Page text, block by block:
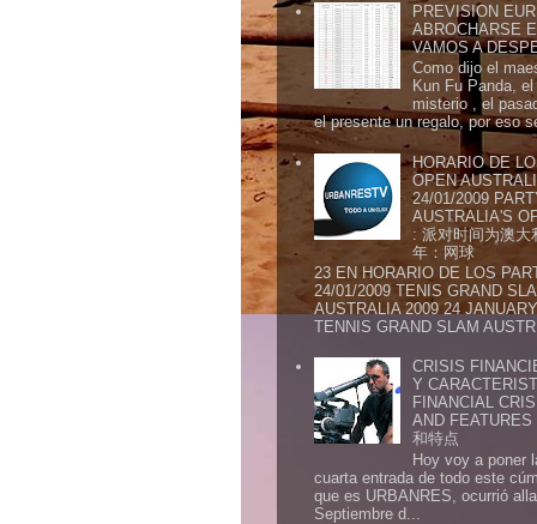
PREVISION
ABROCHARSE
VAMOS A
Como dijo el
Kun Fu Panda,
misterio , el
el presente un regalo, por eso
HORARIO DE
OPEN
24/01/2009
AUSTRALIA'S
: 派对时间为澳大
年：网球
23 EN HORARIO DE LOS
24/01/2009 TENIS GRAND
AUSTRALIA 2009 24
TENNIS GRAND SLAM
CRISIS
Y
FINANCIAL
AND
和特点
Hoy voy a poner
cuarta entrada de todo este
que es URBANRES, ocurrió
Septiembre d...